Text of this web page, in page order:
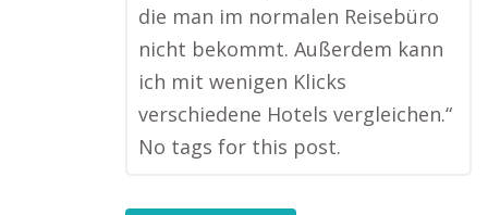
die man im normalen Reisebüro
nicht bekommt. Außerdem kann
ich mit wenigen Klicks
verschiedene Hotels vergleichen.“
No tags for this post.